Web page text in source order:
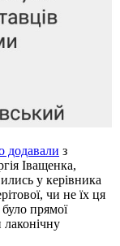
додавали з
Іващенка,
у керівника
чи не їх ця
прямої